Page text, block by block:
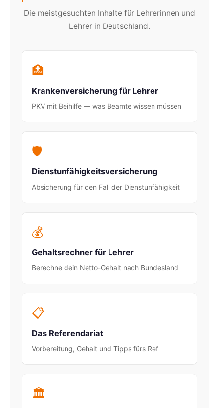
Die meistgesuchten Inhalte für Lehrerinnen und
Lehrer in Deutschland.
🏥
Krankenversicherung für Lehrer
PKV mit Beihilfe — was Beamte wissen müssen
🛡️
Dienstunfähigkeitsversicherung
Absicherung für den Fall der Dienstunfähigkeit
💰
Gehaltsrechner für Lehrer
Berechne dein Netto-Gehalt nach Bundesland
📋
Das Referendariat
Vorbereitung, Gehalt und Tipps fürs Ref
🏛️